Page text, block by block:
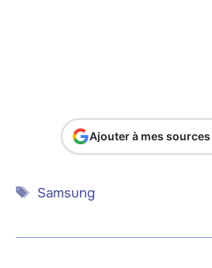
Ajouter à mes
Étiquettes
Samsung